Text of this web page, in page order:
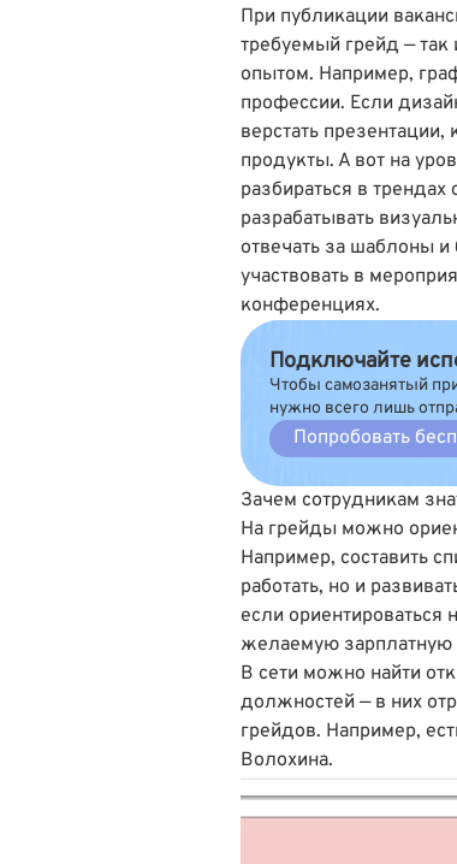
При публикации
требуемый грейд —
опытом. Например,
профессии. Если
верстать
продукты. А вот на
разбираться в
разрабатывать
отвечать за шаблоны и
участвовать в
конференциях.
Подключайте
Чтобы самозанятый
нужно всего лишь
Попробовать
Зачем сотрудникам
На грейды можно
Например, составить
работать, но и
если ориентироваться
желаемую зарплатную
В сети можно найти
должностей — в них
грейдов. Например,
Волохина.